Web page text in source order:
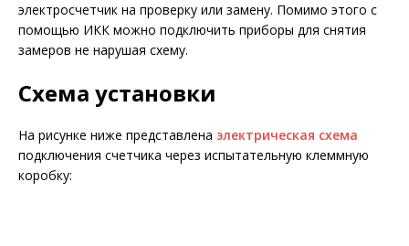
электросчетчик на проверку или замену. Помимо этого с
помощью ИКК можно подключить приборы для снятия
замеров не нарушая схему.
Схема установки
На рисунке ниже представлена электрическая схема
подключения счетчика через испытательную клеммную
коробку: